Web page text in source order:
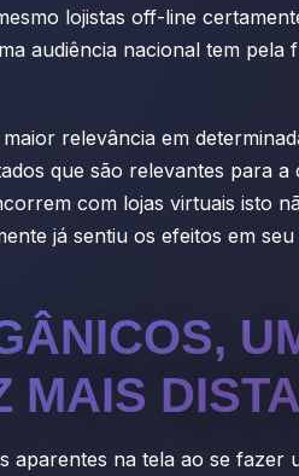
lojistas off-line
audiência nacional tem pela
relevância em
que são relevantes para a
com lojas virtuais isto
já sentiu os efeitos em seu
MAIS
aparentes na tela ao se fazer